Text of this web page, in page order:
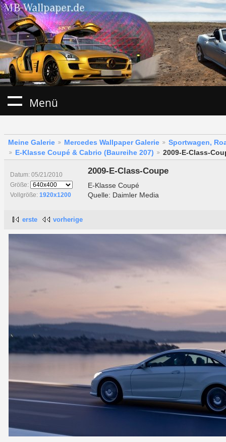
Menü
Meine Galerie Mercedes Wallpaper Galerie
Sportwagen,
E-Klasse Coupé & Cabrio (Baureihe 207)
2009-E-Class-
Datum: 05/21/2010
Größe:
Vollgröße: 1920x1200
2009-E-Class-Coupe
E-Klasse Coupé
Quelle: Daimler Media
erste vorherige